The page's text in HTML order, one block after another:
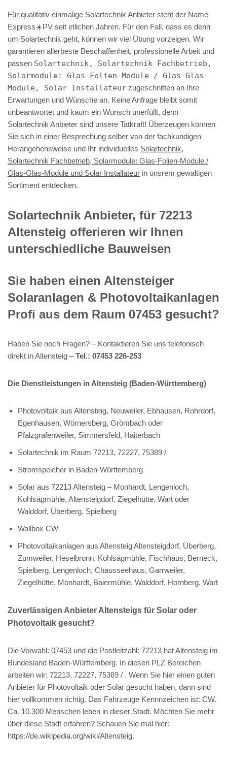
Für qualitativ einmalige Solartechnik Anbieter steht der Name
Express☀️PV️ seit etlichen Jahren. Für den Fall, dass es denn
um Solartechnik geht, können wir viel Übung vorzeigen. Wir
garantieren allerbeste Beschaffenheit, professionelle Arbeit und
passen Solartechnik, Solartechnik Fachbetrieb,
Solarmodule: Glas-Folien-Module / Glas-Glas-
Module, Solar Installateur zugeschnitten an Ihre
Erwartungen und Wünsche an. Keine Anfrage bleibt somit
unbeantwortet und kaum ein Wunsch unerfüllt, denn
Solartechnik Anbieter sind unsere Tatkraft! Überzeugen können
Sie sich in einer Besprechung selber von der fachkundigen
Herangehensweise und Ihr individuelles Solartechnik,
Solartechnik Fachbetrieb, Solarmodule: Glas-Folien-Module /
Glas-Glas-Module und Solar Installateur in unsrem gewaltigen
Sortiment entdecken.
Solartechnik Anbieter, für 72213
Altensteig offerieren wir Ihnen
unterschiedliche Bauweisen
Sie haben einen Altensteiger
Solaranlagen & Photovoltaikanlagen
Profi aus dem Raum 07453 gesucht?
Haben Sie noch Fragen? – Kontaktieren Sie uns telefonisch
direkt in Altensteig –Tel.: 07453 226-253
Die Dienstleistungen in Altensteig (Baden-Württemberg)
Photovoltaik aus Altensteig, Neuweiler, Ebhausen, Rohrdorf,
Egenhausen, Wörnersberg, Grömbach oder
Pfalzgrafenweiler, Simmersfeld, Haiterbach
Solartechnik im Raum 72213, 72227, 75389 /
Stromspeicher in Baden-Württemberg
Solar aus 72213 Altensteig – Monhardt, Lengenloch,
Kohlsägmühle, Altensteigdorf, Ziegelhütte, Wart oder
Walddorf, Überberg, Spielberg
Wallbox CW
Photovoltaikanlagen aus Altensteig Altensteigdorf, Überberg,
Zumweiler, Heselbronn, Kohlsägmühle, Fischhaus, Berneck,
Spielberg, Lengenloch, Chausseehaus, Garrweiler,
Ziegelhütte, Monhardt, Baiermühle, Walddorf, Hornberg, Wart
Zuverlässigen Anbieter Altensteigs für Solar oder
Photovoltaik gesucht?
Die Vorwahl: 07453 und die Postleitzahl: 72213 hat Altensteig im
Bundesland Baden-Württemberg. In diesen PLZ Bereichen
arbeiten wir: 72213, 72227, 75389 / . Wenn Sie hier einen guten
Anbieter für Photovoltaik oder Solar gesucht haben, dann sind
hier vollkommen richtig. Das Fahrzeuge Kennnzeichen ist: CW.
Ca. 10.300 Menschen leben in dieser Stadt. Möchten Sie mehr
über diese Stadt erfahren? Schauen Sie mal hier:
https://de.wikipedia.org/wiki/Altensteig.